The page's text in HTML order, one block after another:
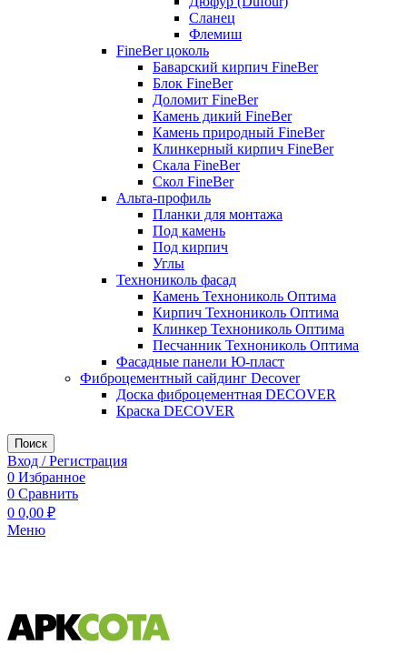
Сланец
Флемиш
FineBer цоколь
Баварский кирпич FineBer
Блок FineBer
Доломит FineBer
Камень дикий FineBer
Камень природный FineBer
Клинкерный кирпич FineBer
Скала FineBer
Скол FineBer
Альта-профиль
Планки для монтажа
Под камень
Под кирпич
Углы
Технониколь фасад
Камень Технониколь Оптима
Кирпич Технониколь Оптима
Клинкер Технониколь Оптима
Песчанник Технониколь Оптима
Фасадные панели Ю-пласт
Фиброцементный сайдинг Decover
Доска фиброцементная DECOVER
Краска DECOVER
Поиск
Вход / Регистрация
0 Избранное
0 Сравнить
0 0,00 ₽
Меню